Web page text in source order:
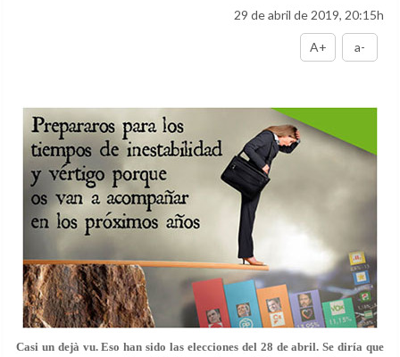
29 de abril de 2019, 20:15h
A+ a-
Casi un dejà vu. Eso han sido las elecciones del 28 de abril. Se diría que